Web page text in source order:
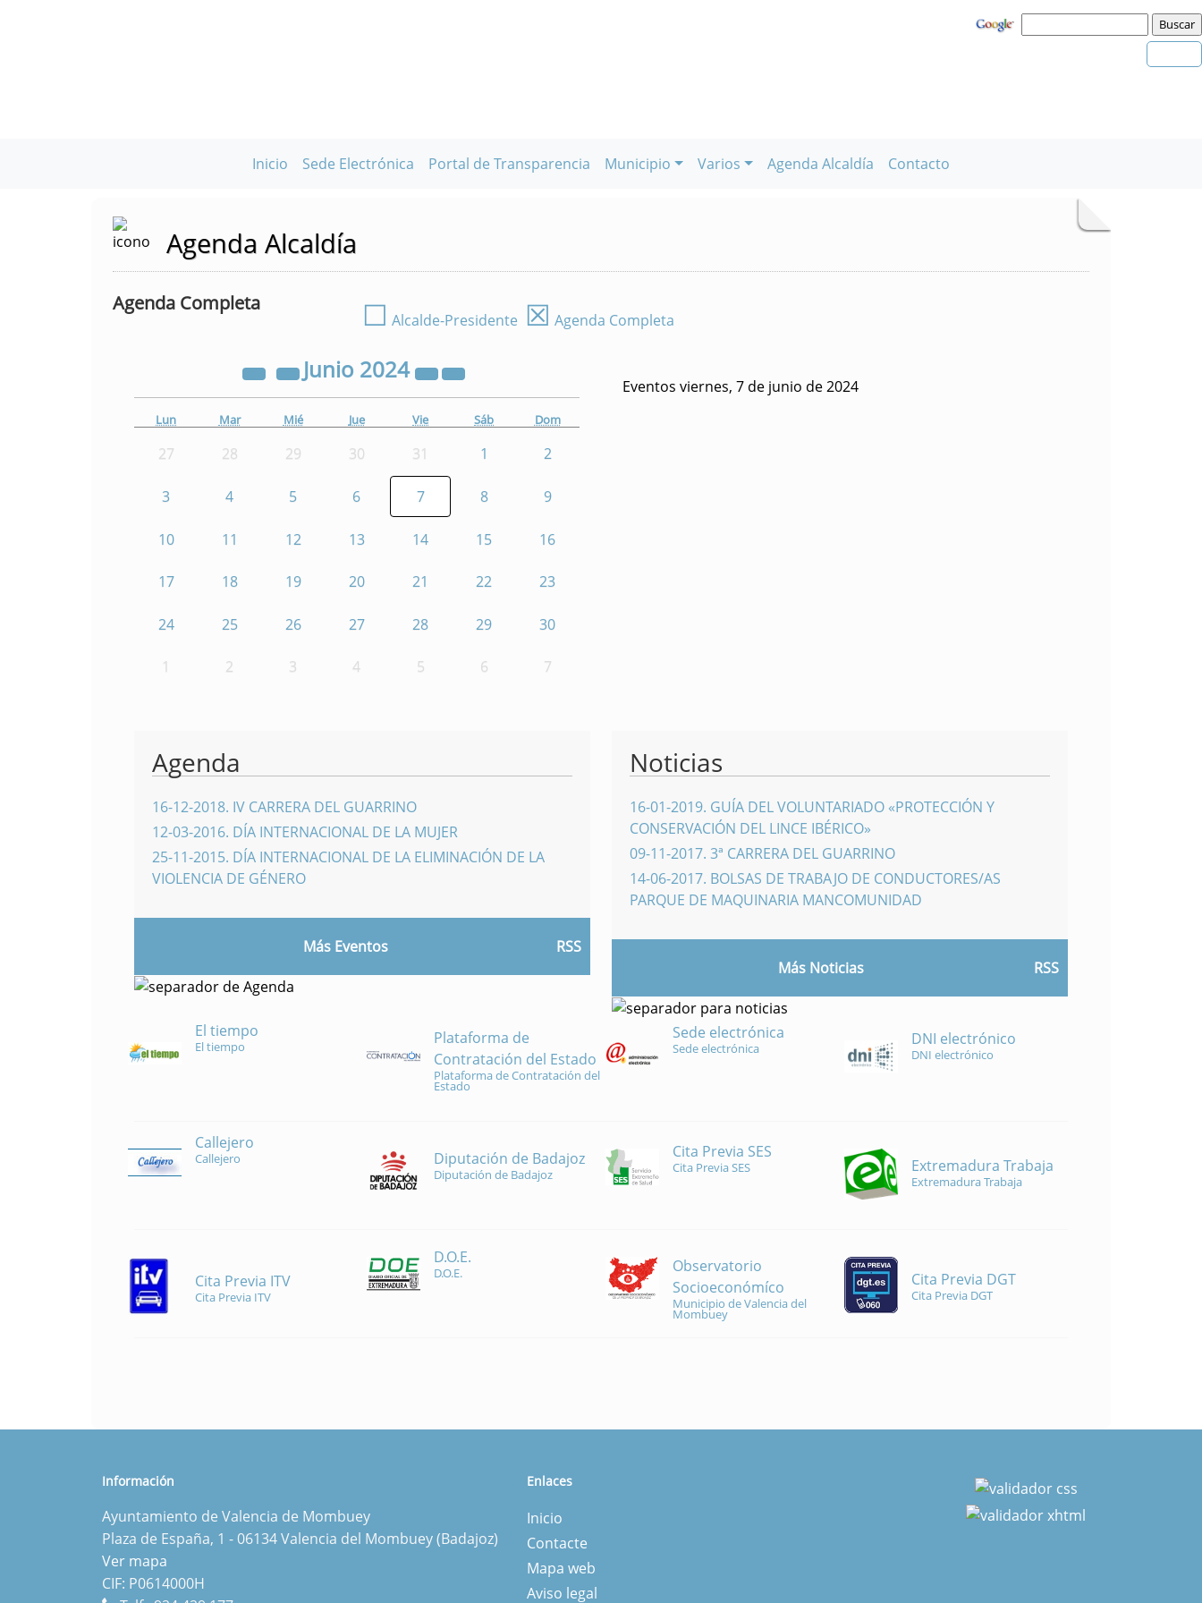
Inicio Sede Electrónica Portal de Transparencia Municipio Varios Agenda Alcaldía Contacto
Agenda Alcaldía
Agenda Completa ☐ Alcalde-Presidente ☒ Agenda Completa
Junio 2024
Lun Mar Mié Jue Vie Sáb Dom
27 28 29 30 31 1 2
3 4 5 6 7 8 9
10 11 12 13 14 15 16
17 18 19 20 21 22 23
24 25 26 27 28 29 30
1 2 3 4 5 6 7
Eventos viernes, 7 de junio de 2024
Agenda
16-12-2018. IV CARRERA DEL GUARRINO
12-03-2016. DÍA INTERNACIONAL DE LA MUJER
25-11-2015. DÍA INTERNACIONAL DE LA ELIMINACIÓN DE LA
VIOLENCIA DE GÉNERO
Más Eventos RSS
Noticias
16-01-2019. GUÍA DEL VOLUNTARIADO «PROTECCIÓN Y
CONSERVACIÓN DEL LINCE IBÉRICO»
09-11-2017. 3ª CARRERA DEL GUARRINO
14-06-2017. BOLSAS DE TRABAJO DE CONDUCTORES/AS
PARQUE DE MAQUINARIA MANCOMUNIDAD
Más Noticias RSS
El tiempo
El tiempo
Plataforma de
Contratación del Estado
Plataforma de Contratación del
Estado
Sede electrónica
Sede electrónica DNI electrónico
DNI electrónico
Callejero
Callejero Diputación de Badajoz
Diputación de Badajoz
Cita Previa SES
Cita Previa SES Extremadura Trabaja
Extremadura Trabaja
Cita Previa ITV
Cita Previa ITV
D.O.E.
D.O.E.
Observatorio
Socioeconómíco
Municipio de Valencia del
Mombuey
Cita Previa DGT
Cita Previa DGT
Información
Ayuntamiento de Valencia de Mombuey
Plaza de España, 1 - 06134 Valencia del Mombuey (Badajoz)
Ver mapa
CIF: P0614000H
Enlaces
Inicio
Contacte
Mapa web
Aviso legal